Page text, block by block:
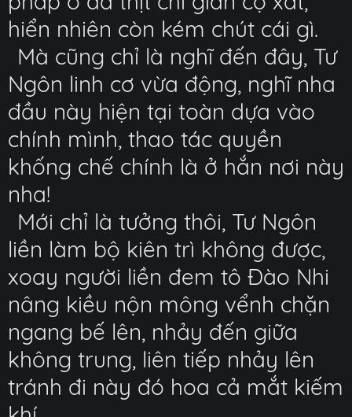
hiển nhiên còn kém chút cái gì.
Mà cũng chỉ là nghĩ đến đây, Tư
Ngôn linh cơ vừa động, nghĩ nha
đầu này hiện tại toàn dựa vào
chính mình, thao tác quyền
khống chế chính là ở hắn nơi này
nha!
Mới chỉ là tưởng thôi, Tư Ngôn
liền làm bộ kiên trì không được,
xoay người liền đem tô Đào Nhi
nâng kiều nộn mông vểnh chặn
ngang bế lên, nhảy đến giữa
không trung, liên tiếp nhảy lên
tránh đi này đó hoa cả mắt kiếm